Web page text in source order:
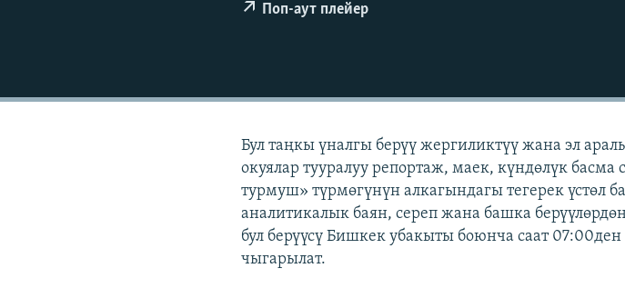
Поп-аут плейер
Бул таңкы үналгы берүү жергиликтүү жана эл
окуялар тууралуу репортаж, маек, күндөлүк
турмуш» түрмөгүнүн алкагындагы тегерек үстөл
аналитикалык баян, сереп жана башка
бул берүүсү Бишкек убакыты боюнча саат
чыгарылат.